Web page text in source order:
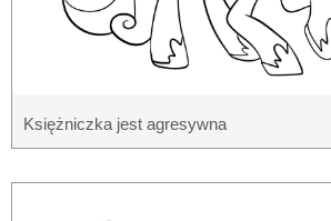
Księżniczka jest agresywna